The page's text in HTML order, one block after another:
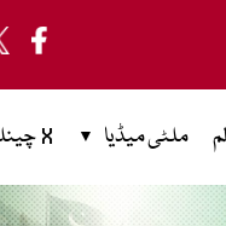
ملٹی میڈیا X چینلز